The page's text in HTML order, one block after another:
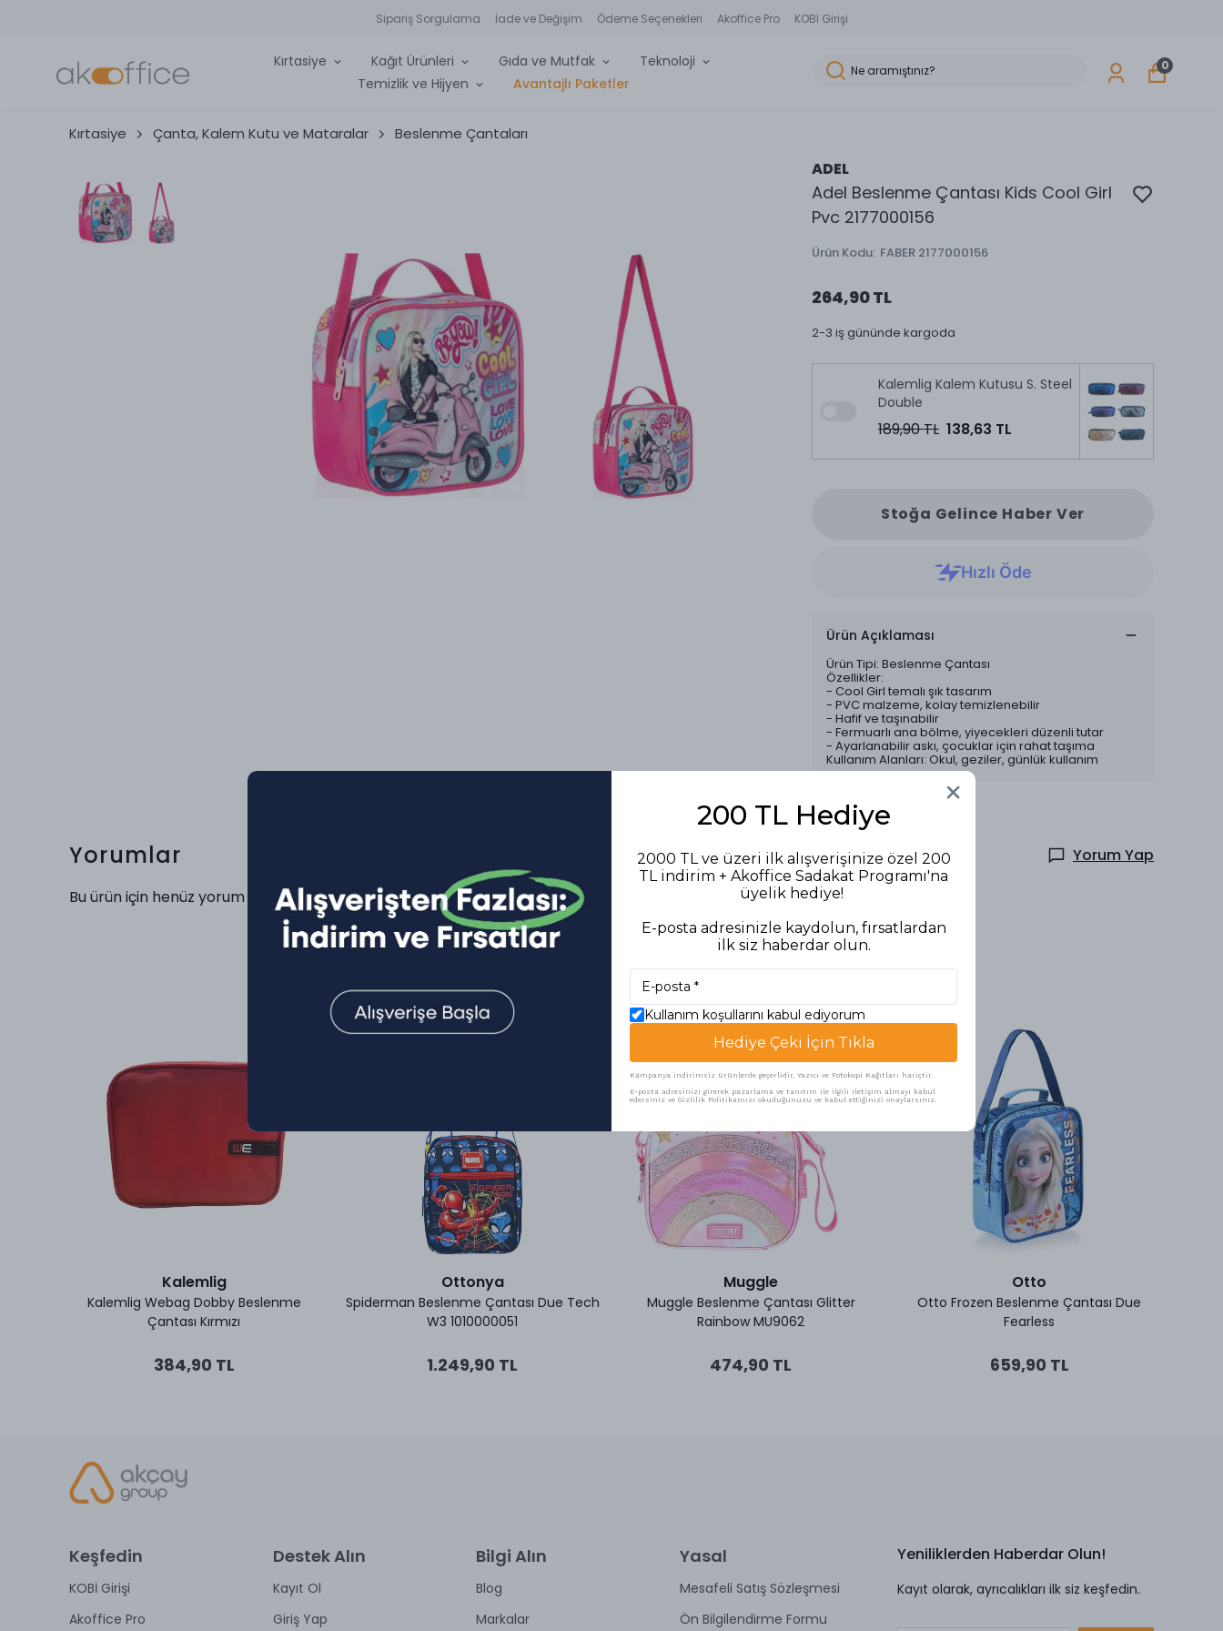
Sipariş Sorgulama İade ve Değişim Ödeme Seçenekleri Akoffice Pro KOBİ Girişi
Kırtasiye Kağıt Ürünleri Gıda ve Mutfak
Teknoloji
Temizlik ve Hijyen
Avantajlı Paketler
0
Kırtasiye Çanta, Kalem Kutu ve Mataralar Beslenme Çantaları
ADEL
Adel Beslenme Çantası Kids Cool Girl
Pvc 2177000156
Ürün Kodu: FABER 2177000156
264,90 TL
2-3 iş gününde kargoda
Kalemlig Kalem Kutusu S. Steel
Double
189,90 TL 138,63 TL
Stoğa Gelince Haber Ver
Ürün Açıklaması
Ürün Tipi: Beslenme Çantası
Özellikler:
- Cool Girl temalı şık tasarım
- PVC malzeme, kolay temizlenebilir
- Hafif ve taşınabilir
- Fermuarlı ana bölme, yiyecekleri düzenli tutar
- Ayarlanabilir askı, çocuklar için rahat taşıma
Kullanım Alanları: Okul, geziler, günlük kullanım
Yorumlar
Yorum Yap
Bu ürün için henüz yorum yapılmamış.
Benzer Ürünler
Kalemlig
Kalemlig Webag Dobby Beslenme
Çantası Kırmızı
384,90 TL
Ottonya
Spiderman Beslenme Çantası Due Tech
W3 1010000051
1.249,90 TL
Muggle
Muggle Beslenme Çantası Glitter
Rainbow MU9062
474,90 TL
Otto
Otto Frozen Beslenme Çantası Due
Fearless
659,90 TL
Keşfedin
KOBİ Girişi
Akoffice Pro
Destek Alın
Kayıt Ol
Giriş Yap
Bilgi Alın
Blog
Markalar
Yasal
Mesafeli Satış Sözleşmesi
Ön Bilgilendirme Formu
Yeniliklerden Haberdar Olun!
Kayıt olarak, ayrıcalıkları ilk siz keşfedin.
200 TL Hediye
2000 TL ve üzeri ilk alışverişinize özel 200
TL indirim + Akoffice Sadakat Programı'na
üyelik hediye!
E-posta adresinizle kaydolun, fırsatlardan
ilk siz haberdar olun.
Kullanım koşullarını kabul ediyorum
Hediye Çeki İçin Tıkla
Kampanya indirimsiz ürünlerde geçerlidir. Yazıcı ve Fotokopi Kağıtları hariçtir.
E-posta adresinizi girerek pazarlama ve tanıtım ile ilgili iletişim almayı kabul
edersiniz ve Gizlilik Politikamızı okuduğunuzu ve kabul ettiğinizi onaylarsınız.